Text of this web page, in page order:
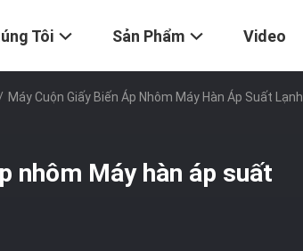
Tôi Sản Phẩm Video
/ Máy Cuộn Giấy Biến Áp Nhôm Máy Hàn Áp Suất Lạnh
nhôm Máy hàn áp suất